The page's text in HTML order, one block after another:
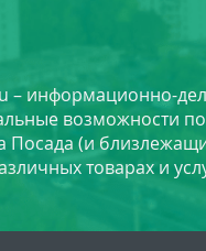
– информационно-
возможности
Посада (и
товарах и